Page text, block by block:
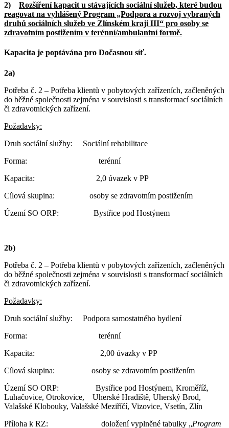
2) Rozšíření kapacit u stávajících sociální služeb, které budou
reagovat na vyhlášený Program „Podpora a rozvoj vybraných
druhů sociálních služeb ve Zlínském kraji III“ pro osoby se
zdravotním postižením v terénní/ambulantní formě.
Kapacita je poptávána pro Dočasnou síť.
2a)
Potřeba č. 2 – Potřeba klientů v pobytových zařízeních, začleněných
do běžné společnosti zejména v souvislosti s transformací sociálních
či zdravotnických zařízení.
Požadavky:
Druh sociální služby: Sociální rehabilitace
Forma: terénní
Kapacita: 2,0 úvazek v PP
Cílová skupina: osoby se zdravotním postižením
Území SO ORP: Bystřice pod Hostýnem
2b)
Potřeba č. 2 – Potřeba klientů v pobytových zařízeních, začleněných
do běžné společnosti zejména v souvislosti s transformací sociálních
či zdravotnických zařízení.
Požadavky:
Druh sociální služby: Podpora samostatného bydlení
Forma: terénní
Kapacita: 2,00 úvazky v PP
Cílová skupina: osoby se zdravotním postižením
Území SO ORP: Bystřice pod Hostýnem, Kroměříž,
Luhačovice, Otrokovice, Uherské Hradiště, Uherský Brod,
Valašské Klobouky, Valašské Meziříčí, Vizovice, Vsetín, Zlín
Příloha k RZ: doložení vyplněné tabulky „Program